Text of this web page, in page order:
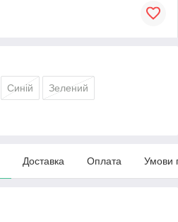
Синій Зелений
Доставка Оплата Умови